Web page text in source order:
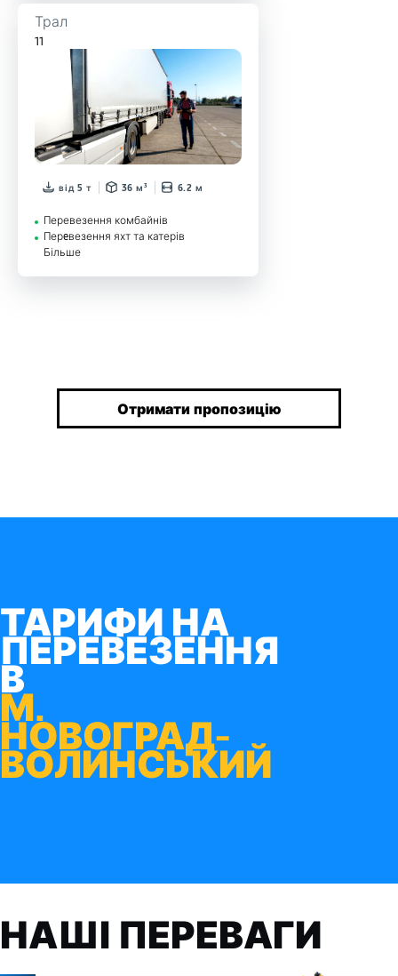
Трал
11
від 5 т 36 м³ 6.2 м
Перевезення комбайнів
Перeвезення яхт та катерів
Більше
Отримати пропозицію
ТАРИФИ НА
ПЕРЕВЕЗЕННЯ
В
М.
НОВОГРАД-
ВОЛИНСЬКИЙ
НАШІ ПЕРЕВАГИ